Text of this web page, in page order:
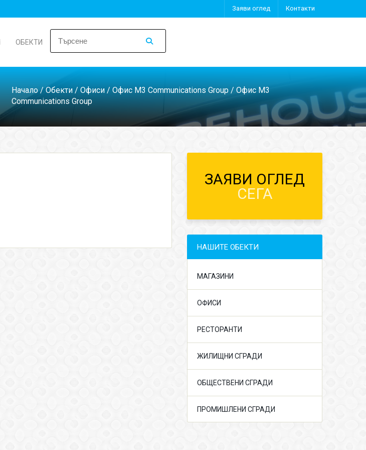
Заяви оглед Контакти
ОБЕКТИ
Начало/Обекти / Офиси / Офис M3 Communications Group / Офис M3
Communications Group
ЗАЯВИ ОГЛЕД
СЕГА
НАШИТЕ ОБЕКТИ
МАГАЗИНИ
ОФИСИ
РЕСТОРАНТИ
ЖИЛИЩНИ СГРАДИ
ОБЩЕСТВЕНИ СГРАДИ
ПРОМИШЛЕНИ СГРАДИ